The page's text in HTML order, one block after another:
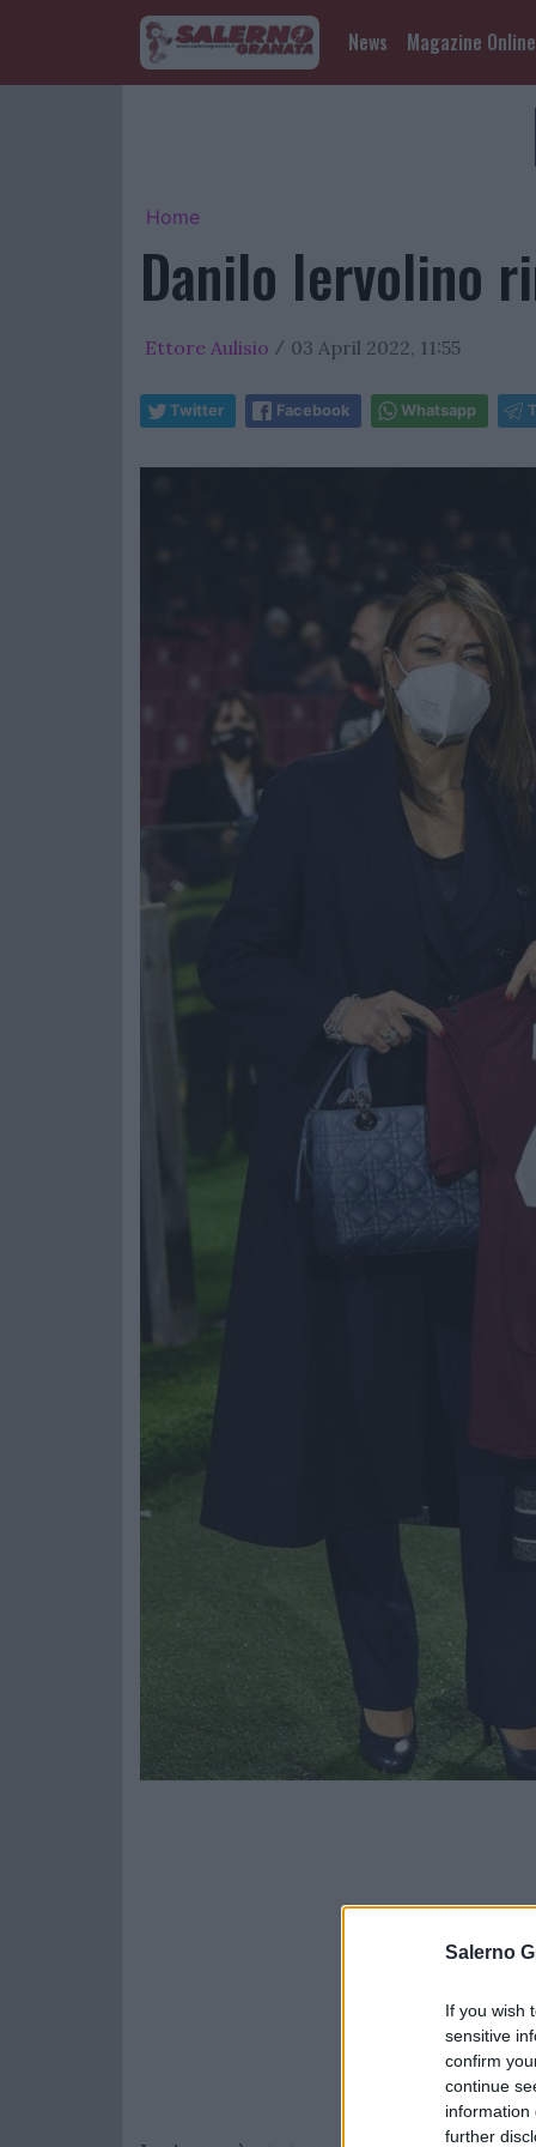
Salerno
If you wish
sensitive
confirm
continue
information
further
News Magazine Online
Home
Danilo Iervolino
Ettore Aulisio / 03 April 2022, 11:55
Twitter Facebook Whatsapp